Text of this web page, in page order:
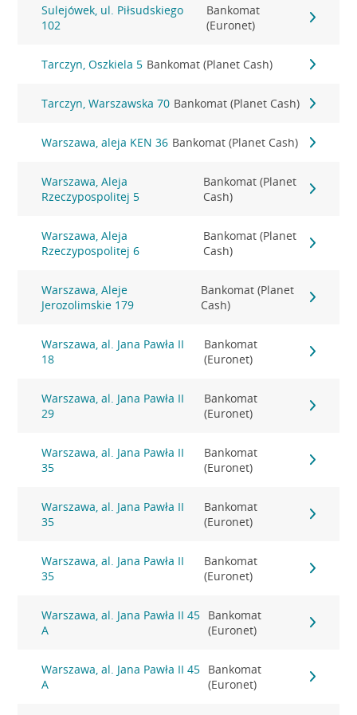
Sulejówek, ul. Piłsudskiego
102
Bankomat
(Euronet)
Tarczyn, Oszkiela 5 Bankomat (Planet Cash)
Tarczyn, Warszawska 70 Bankomat (Planet Cash)
Warszawa, aleja KEN 36 Bankomat (Planet Cash)
Warszawa, Aleja
Rzeczypospolitej 5
Bankomat (Planet
Cash)
Warszawa, Aleja
Rzeczypospolitej 6
Bankomat (Planet
Cash)
Warszawa, Aleje
Jerozolimskie 179
Bankomat (Planet
Cash)
Warszawa, al. Jana Pawła II
18
Bankomat
(Euronet)
Warszawa, al. Jana Pawła II
29
Bankomat
(Euronet)
Warszawa, al. Jana Pawła II
35
Bankomat
(Euronet)
Warszawa, al. Jana Pawła II
35
Bankomat
(Euronet)
Warszawa, al. Jana Pawła II
35
Bankomat
(Euronet)
Warszawa, al. Jana Pawła II 45
A
Bankomat
(Euronet)
Warszawa, al. Jana Pawła II 45
A
Bankomat
(Euronet)